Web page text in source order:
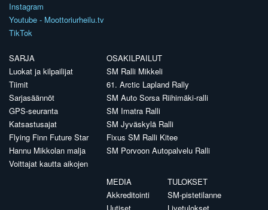
Instagram
Youtube - Moottoriurheilu.tv
TikTok
SARJA
Luokat ja kilpailijat
Tiimit
Sarjasäännöt
GPS-seuranta
Katsastusajat
Flying Finn Future Star
Hannu Mikkolan malja
Voittajat kautta aikojen
OSAKILPAILUT
SM Ralli Mikkeli
61. Arctic Lapland Rally
SM Auto Sorsa Riihimäki-ralli
SM Imatra Ralli
SM Jyväskylä Ralli
Fixus SM Ralli Kitee
SM Porvoon Autopalvelu Ralli
MEDIA
Akkreditointi
TULOKSET
SM-pistetilanne